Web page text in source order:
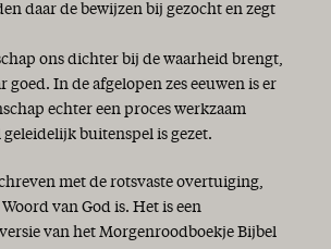
daar de bewijzen bij gezocht en zegt
ons dichter bij de waarheid brengt,
goed. In de afgelopen zes eeuwen is er
echter een proces werkzaam
buitenspel is gezet.
met de rotsvaste overtuiging,
van God is. Het is een
van het Morgenroodboekje Bijbel